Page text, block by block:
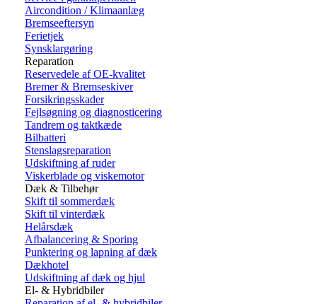
Aircondition / Klimaanlæg
Bremseeftersyn
Ferietjek
Synsklargøring
Reparation
Reservedele af OE-kvalitet
Bremer & Bremseskiver
Forsikringsskader
Fejlsøgning og diagnosticering
Tandrem og taktkæde
Bilbatteri
Stenslagsreparation
Udskiftning af ruder
Viskerblade og viskemotor
Dæk & Tilbehør
Skift til sommerdæk
Skift til vinterdæk
Helårsdæk
Afbalancering & Sporing
Punktering og lapning af dæk
Dækhotel
Udskiftning af dæk og hjul
El- & Hybridbiler